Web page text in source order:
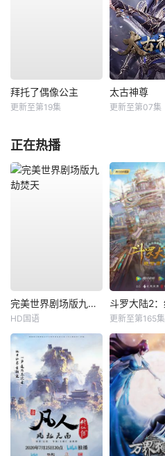
拜托了偶像公主
更新至第19集
太古神尊
更新至第07集
正在热播
完美世界剧场版九劫焚天
HD国语 更新至第165集